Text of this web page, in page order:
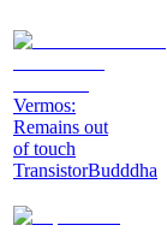
Vermos:
Remains out
of touch
TransistorBudddha